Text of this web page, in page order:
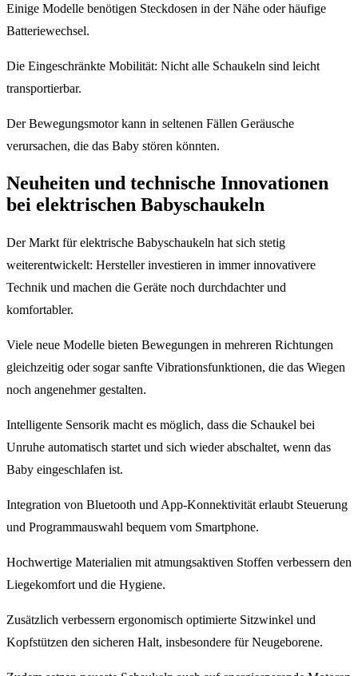
Einige Modelle benötigen Steckdosen in der Nähe oder häufige
Batteriewechsel.
Die Eingeschränkte Mobilität: Nicht alle Schaukeln sind leicht
transportierbar.
Der Bewegungsmotor kann in seltenen Fällen Geräusche
verursachen, die das Baby stören könnten.
Neuheiten und technische Innovationen
bei elektrischen Babyschaukeln
Der Markt für elektrische Babyschaukeln hat sich stetig
weiterentwickelt: Hersteller investieren in immer innovativere
Technik und machen die Geräte noch durchdachter und
komfortabler.
Viele neue Modelle bieten Bewegungen in mehreren Richtungen
gleichzeitig oder sogar sanfte Vibrationsfunktionen, die das Wiegen
noch angenehmer gestalten.
Intelligente Sensorik macht es möglich, dass die Schaukel bei
Unruhe automatisch startet und sich wieder abschaltet, wenn das
Baby eingeschlafen ist.
Integration von Bluetooth und App-Konnektivität erlaubt Steuerung
und Programmauswahl bequem vom Smartphone.
Hochwertige Materialien mit atmungsaktiven Stoffen verbessern den
Liegekomfort und die Hygiene.
Zusätzlich verbessern ergonomisch optimierte Sitzwinkel und
Kopfstützen den sicheren Halt, insbesondere für Neugeborene.